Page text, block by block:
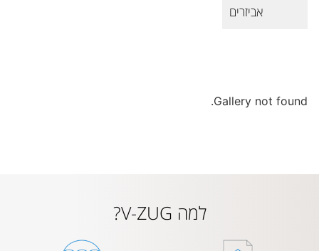
אביזרים
Gallery not found.
למה V-ZUG?